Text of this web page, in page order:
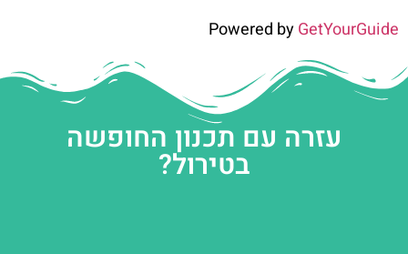
Powered byGetYourGuide
עזרה עם תכנון החופשה
בטירול?